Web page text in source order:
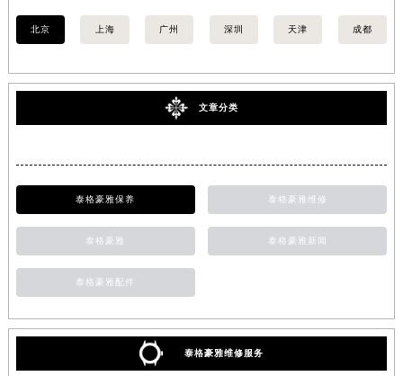
北京 上海 广州 深圳 天津 成都
文章分类
泰格豪雅保养 泰格豪雅维修
泰格豪雅 泰格豪雅新闻
泰格豪雅配件
泰格豪雅维修服务